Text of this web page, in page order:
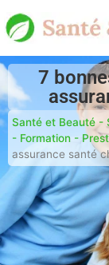
7
Santé et Beauté -
- Formation -
assurance santé